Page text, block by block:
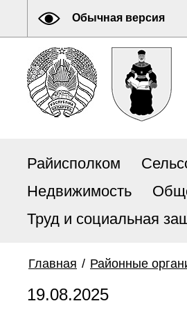
Обычная версия
Райисполком
Недвижимость
Труд и социальная
Главная / Районные
19.08.2025